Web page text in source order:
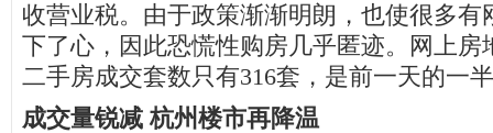
收营业税。由于政策渐渐明朗，也使很多有
下了心，因此恐慌性购房几乎匿迹。网上房
二手房成交套数只有316套，是前一天的一
成交量锐减 杭州楼市再降温